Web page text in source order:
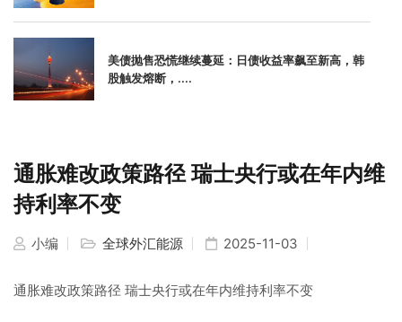
美债抛售恐慌继续蔓延：日债收益率飙至新高，韩
股触发熔断，....
通胀难改政策路径 瑞士央行或在年内维
持利率不变
小编 全球外汇能源 2025-11-03
通胀难改政策路径 瑞士央行或在年内维持利率不变